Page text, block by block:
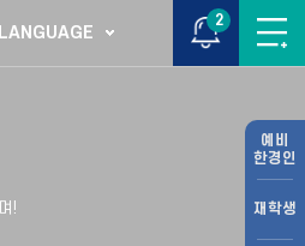
LANGUAGE
2
예비
한경인
재학생